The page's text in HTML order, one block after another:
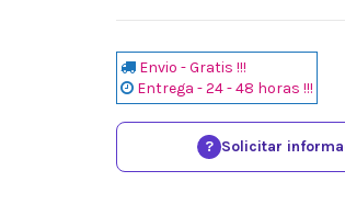
Envio - Gratis !!!
Entrega - 24 - 48 horas !!!
? Solicitar